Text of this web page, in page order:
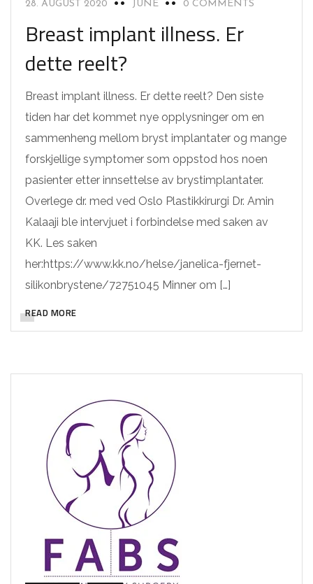
28. AUGUST 2020 JUNE 0 COMMENTS
Breast implant illness. Er
dette reelt?
Breast implant illness. Er dette reelt? Den siste
tiden har det kommet nye opplysninger om en
sammenheng mellom bryst implantater og mange
forskjellige symptomer som oppstod hos noen
pasienter etter innsettelse av brystimplantater.
Overlege dr. med ved Oslo Plastikkirurgi Dr. Amin
Kalaaji ble intervjuet i forbindelse med saken av
KK. Les saken
her:https://www.kk.no/helse/janelica-fjernet-
silikonbrystene/72751045 Minner om […]
READ MORE